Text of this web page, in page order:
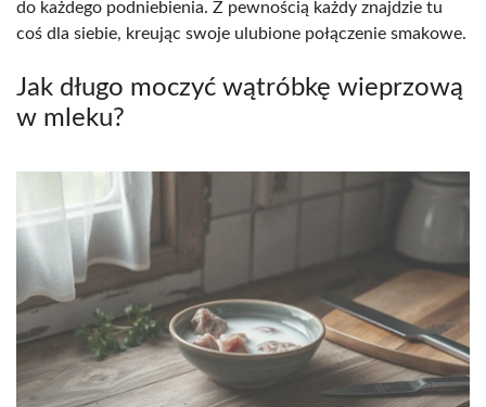
do każdego podniebienia. Z pewnością każdy znajdzie tu
coś dla siebie, kreując swoje ulubione połączenie smakowe.
Jak długo moczyć wątróbkę wieprzową
w mleku?